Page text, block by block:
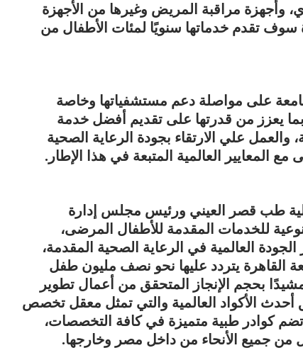
وأجهزة مراقبة المريض وغيرها من الأجهزة
سوف تقدم خدماتها سنويًا لمئات الأطفال من
على مواصلة دعم مستشفياتها وخاصة
بما يعزز من قدرتها على تقديم أفضل خدمة
علي الارتقاء بجودة الرعاية الصحية
المعايير العالمية المتبعة في هذا الإطار.
طب قصر العيني ورئيس مجلس إدارة
للخدمات المقدمة للأطفال المرضى،
العالمية في الرعاية الصحية المقدمة،
القاهرة يتردد عليها نحو نصف مليون طفل
بحجم الإنجاز المتحقق من أعمال تطوير
الأكواد العالمية والتي تمثل معقل تخصص
كوادر طبية متميزة في كافة التخصصات،
من جميع الأنحاء من داخل مصر وخارجها.